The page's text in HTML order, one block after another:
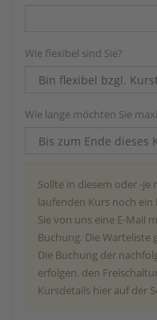
Wie flexibel sind Sie?
Wie lange möchten Sie
Sollte in diesem oder -je
laufenden Kurs noch
Sie von uns eine E-Mail
Buchung. Die Warteliste
Die Buchung der
erfolgen, den
Kursdetails hier auf der